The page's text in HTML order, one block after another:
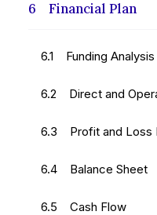
6 Financial Plan
6.1 Funding Analysis
6.2 Direct and
6.3 Profit and Loss
6.4 Balance Sheet
6.5 Cash Flow